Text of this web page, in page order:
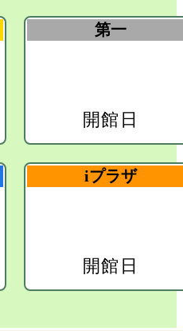
第一
開館日
iプラザ
開館日